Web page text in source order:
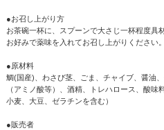
●お召し上がり方
お茶碗一杯に、スプーンで大さじ一杯程度具
お好みで薬味を入れてお召し上がりください。
●原材料
鯛(国産)、わさび茎、ごま、チャイブ、醤油
（アミノ酸等）、酒精、トレハロース、酸
小麦、大豆、ゼラチンを含む）
●販売者